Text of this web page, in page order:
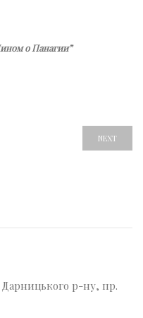
о Панагии”
NEXT
р-ну, пр.